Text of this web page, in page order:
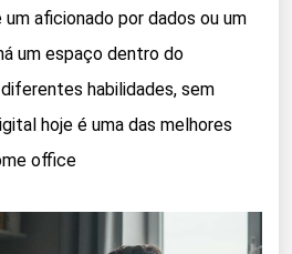
aficionado por dados ou um
um espaço dentro do
habilidades, sem
hoje é uma das melhores
office